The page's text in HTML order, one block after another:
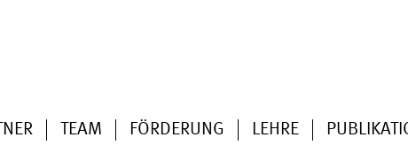
TEAM FÖRDERUNG LEHRE